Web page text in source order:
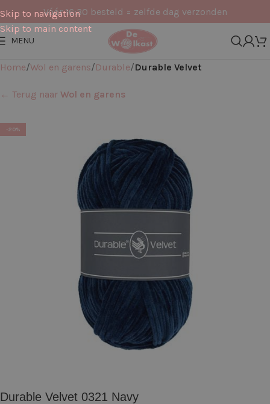
Skip to navigation
Skip to main content
Vóór 16:30 besteld = zelfde dag verzonden
MENU
Home Wol en garens Durable Durable Velvet
← Terug naar Wol en garens
-20%
Durable Velvet 0321 Navy